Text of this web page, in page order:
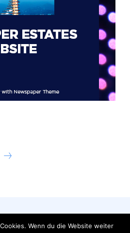
FAQ
Wenn du die Website weiter